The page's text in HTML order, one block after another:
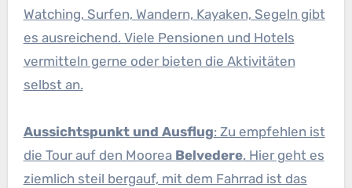
Watching, Surfen, Wandern, Kayaken, Segeln gibt
es ausreichend. Viele Pensionen und Hotels
vermitteln gerne oder bieten die Aktivitäten
selbst an.
Aussichtspunkt und Ausflug: Zu empfehlen ist
die Tour auf den Moorea Belvedere. Hier geht es
ziemlich steil bergauf, mit dem Fahrrad ist das